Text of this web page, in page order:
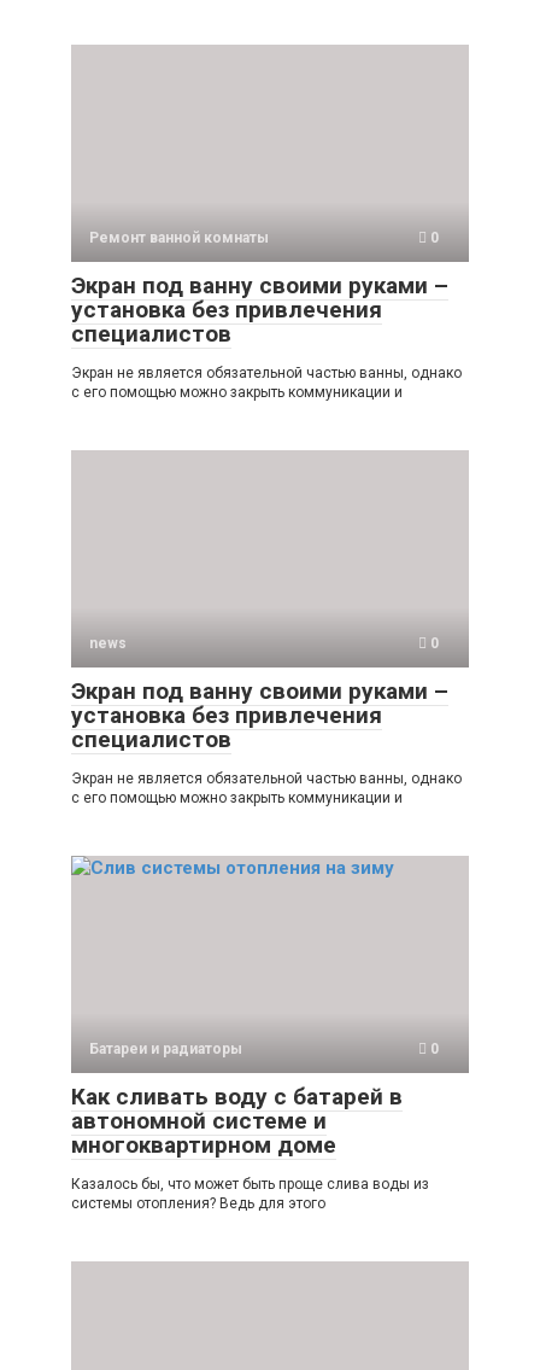
Ремонт ванной комнаты 0
Экран под ванну своими руками –
установка без привлечения
специалистов
Экран не является обязательной частью ванны, однако
с его помощью можно закрыть коммуникации и
news 0
Экран под ванну своими руками –
установка без привлечения
специалистов
Экран не является обязательной частью ванны, однако
с его помощью можно закрыть коммуникации и
Батареи и радиаторы 0
Как сливать воду с батарей в
автономной системе и
многоквартирном доме
Казалось бы, что может быть проще слива воды из
системы отопления? Ведь для этого